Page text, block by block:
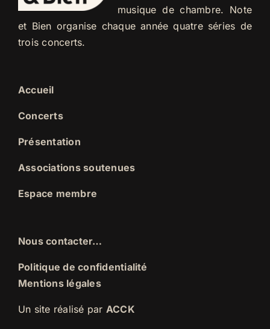
musique de chambre. Note
et Bien organise chaque année quatre séries de
trois concerts.
Accueil
Concerts
Présentation
Associations soutenues
Espace membre
Nous contacter…
Politique de confidentialité
Mentions légales
Un site réalisé par ACCK